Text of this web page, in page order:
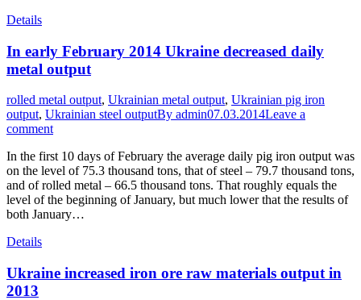
Details
In early February 2014 Ukraine decreased daily
metal output
rolled metal output, Ukrainian metal output, Ukrainian pig iron
output, Ukrainian steel outputBy admin07.03.2014Leave a
comment
In the first 10 days of February the average daily pig iron output was
on the level of 75.3 thousand tons, that of steel – 79.7 thousand tons,
and of rolled metal – 66.5 thousand tons. That roughly equals the
level of the beginning of January, but much lower that the results of
both January…
Details
Ukraine increased iron ore raw materials output in
2013